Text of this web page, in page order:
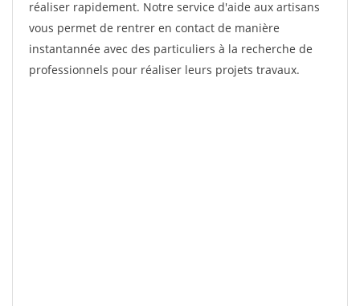
réaliser rapidement. Notre service d'aide aux artisans
vous permet de rentrer en contact de manière
instantannée avec des particuliers à la recherche de
professionnels pour réaliser leurs projets travaux.